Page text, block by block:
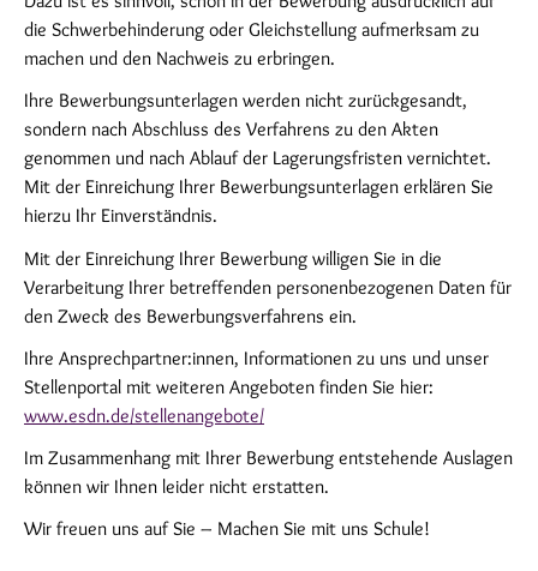
die Schwerbehinderung oder Gleichstellung aufmerksam zu
machen und den Nachweis zu erbringen.
Ihre Bewerbungsunterlagen werden nicht zurückgesandt,
sondern nach Abschluss des Verfahrens zu den Akten
genommen und nach Ablauf der Lagerungsfristen vernichtet.
Mit der Einreichung Ihrer Bewerbungsunterlagen erklären Sie
hierzu Ihr Einverständnis.
Mit der Einreichung Ihrer Bewerbung willigen Sie in die
Verarbeitung Ihrer betreffenden personenbezogenen Daten für
den Zweck des Bewerbungsverfahrens ein.
Ihre Ansprechpartner:innen, Informationen zu uns und unser
Stellenportal mit weiteren Angeboten finden Sie hier:
www.esdn.de/stellenangebote/
Im Zusammenhang mit Ihrer Bewerbung entstehende Auslagen
können wir Ihnen leider nicht erstatten.
Wir freuen uns auf Sie – Machen Sie mit uns Schule!